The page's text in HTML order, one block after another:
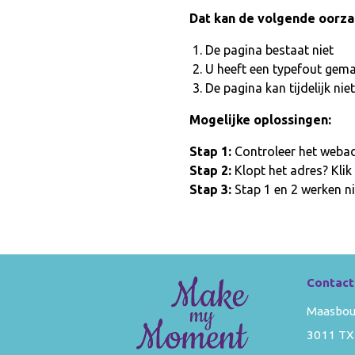
Dat kan de volgende
De pagina bestaat niet
U heeft een typefout
De pagina kan tijdelijk
Mogelijke oplossingen:
Stap 1:Controleer het
Stap 2:Klopt het adres?
Stap 3:Stap 1 en 2 werken
Contact
3011